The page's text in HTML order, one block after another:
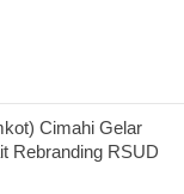
Cimahi Gelar
Rebranding RSUD